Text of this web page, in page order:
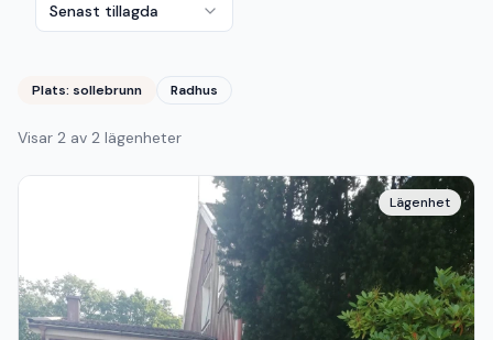
Senast tillagda
Plats: sollebrunn Radhus
Visar 2 av 2 lägenheter
Lägenhet